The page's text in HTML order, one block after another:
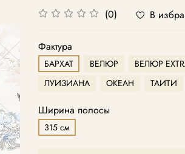
(0) В
Фактура
БАРХАТ ВЕЛЮР ВЕЛЮР
ЛУИЗИАНА
ОКЕАН ТАИТИ
Ширина полосы
315 см